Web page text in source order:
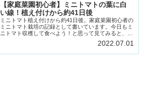
【家庭菜園初心者】ミニトマトの葉に白
い線！植え付けから約41日後
ミニトマト植え付けから約41日後。家庭菜園初心者の
ミニトマト栽培の記録として書いています。今日もミ
ニトマト収穫して食べよう！と思って見てみると、ミ
ニトマトの葉に白いうねった線が・・・。気になって
はいたけれど、この前より増えているような気がし...
2022.07.01